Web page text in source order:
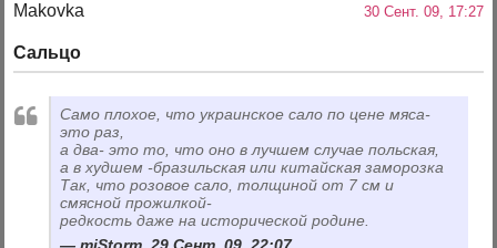
Makovka 30 Сент. 09, 17:27
Сальцо
Само плохое, что украинское сало по цене мяса-
это раз,
а два- это то, что оно в лучшем случае польская,
а в худшем -бразильская или китайская заморозка
Так, что розовое сало, толщиной от 7 см и
смясной прожилкой-
редкость даже на исторической родине.